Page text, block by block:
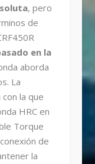
, pero
de
en la
aborda
La
la que
HRC en
Torque
de
la